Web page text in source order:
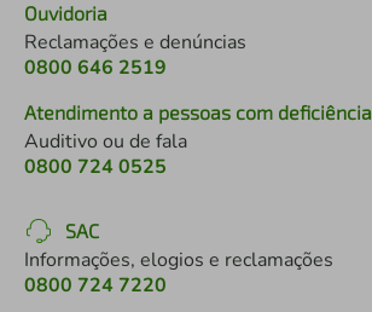
Ouvidoria
Reclamações e denúncias
0800 646 2519
Atendimento a pessoas com deficiência
Auditivo ou de fala
0800 724 0525
SAC
Informações, elogios e reclamações
0800 724 7220